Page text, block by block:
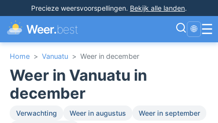
Precieze weersvoorspellingen. Bekijk alle landen.
Weer.best 🌐 ☰
Home > Vanuatu > Weer in december
Weer in Vanuatu in
december
Verwachting Weer in augustus
Weer in september